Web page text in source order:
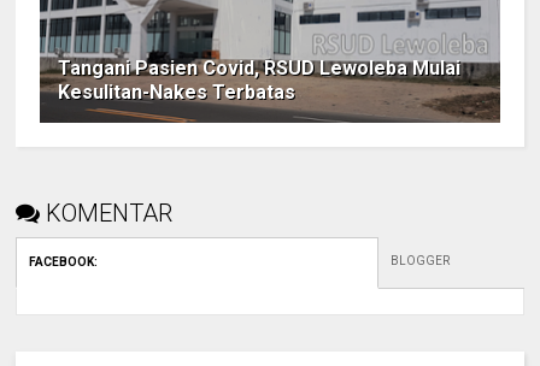
Tangani Pasien Covid, RSUD Lewoleba Mulai
Kesulitan-Nakes Terbatas
KOMENTAR
FACEBOOK: BLOGGER